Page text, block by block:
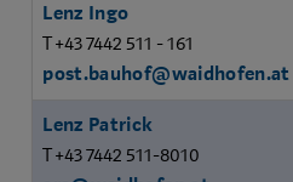
Lenz Ingo
T +43 7442 511 - 161
post.bauhof@waidhofen.at
Lenz Patrick
T +43 7442 511-8010